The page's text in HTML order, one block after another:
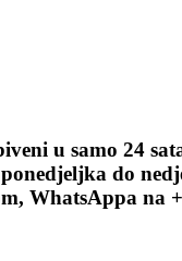
u samo 24
do
WhatsAppa na